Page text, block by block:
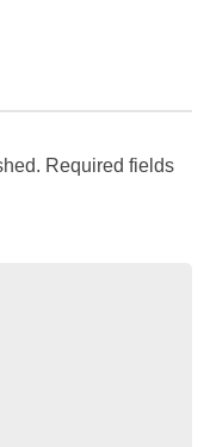
Required fields